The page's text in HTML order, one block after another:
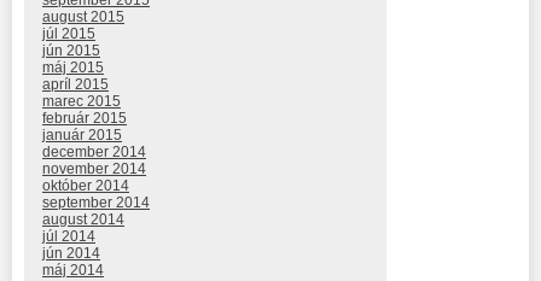
august 2015
júl 2015
jún 2015
máj 2015
apríl 2015
marec 2015
február 2015
január 2015
december 2014
november 2014
október 2014
september 2014
august 2014
júl 2014
jún 2014
máj 2014